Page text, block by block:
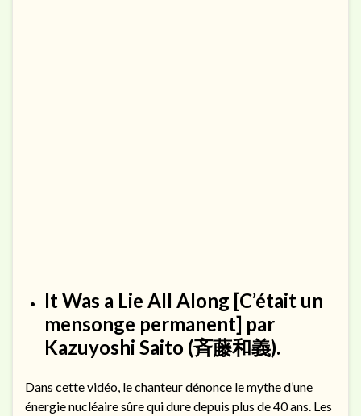
It Was a Lie All Along [C’était un
mensonge permanent] par
Kazuyoshi Saito (斉藤和義).
Dans cette vidéo, le chanteur dénonce le mythe d’une
énergie nucléaire sûre qui dure depuis plus de 40 ans. Les